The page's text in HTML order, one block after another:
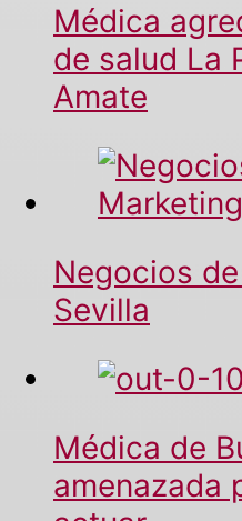
Médica
de salud La
Amate
Negocios
Sevilla
Médica de
amenazada